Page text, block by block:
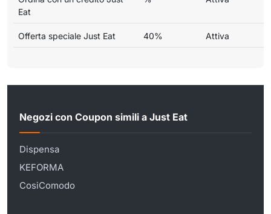
Eat
Offerta speciale Just Eat 40% Attiva
Negozi con Coupon simili a Just Eat
Dispensa
KEFORMA
CosiComodo